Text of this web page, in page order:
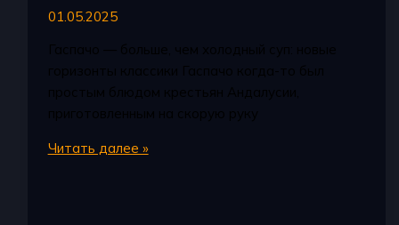
01.05.2025
Гаспачо
Читать далее »